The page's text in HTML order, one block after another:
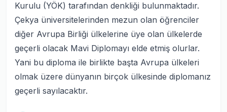
Kurulu (YÖK) tarafından denkliği bulunmaktadır.
Çekya üniversitelerinden mezun olan öğrenciler
diğer Avrupa Birliği ülkelerine üye olan ülkelerde
geçerli olacak Mavi Diplomayı elde etmiş olurlar.
Yani bu diploma ile birlikte başta Avrupa ülkeleri
olmak üzere dünyanın birçok ülkesinde diplomanız
geçerli sayılacaktır.